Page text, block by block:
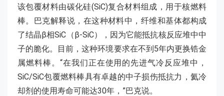
该包覆材料由碳化硅(SiC)复合材料组成，用于核燃料
棒。巴克解释说，在这种材料中，纤维和基体都构成
了结晶β相SiC（β-SiC），因为它能抵抗核反应堆中中
子的脆化。目前，这种环境要求在不到5年内更换锆金
属燃料棒。“在我们正在使用的先进气冷反应堆中，
SiC/SiC包覆燃料棒具有卓越的中子损伤抵抗力，氦冷
却剂的使用寿命可能达30年，”巴克说。